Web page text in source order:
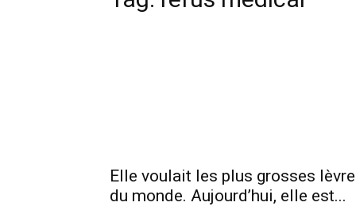
Elle voulait les plus grosses
du monde. Aujourd’hui, elle est...